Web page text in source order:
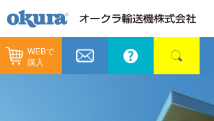
WEBで
購入
製品情報